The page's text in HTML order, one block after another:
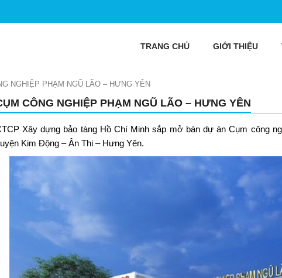
TRANG CHỦ GIỚI THIỆU
NGHIỆP PHẠM NGŨ LÃO – HƯNG YÊN
CÔNG NGHIỆP PHẠM NGŨ LÃO – HƯNG YÊN
Xây dựng bảo tàng Hồ Chí Minh sắp mở bán dự án Cụm công
Kim Động – Ân Thi – Hưng Yên.